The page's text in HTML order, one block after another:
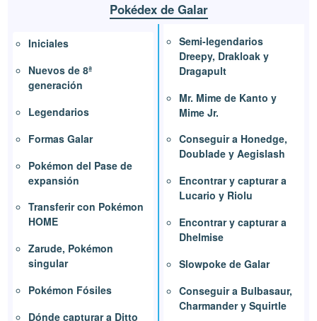
Pokédex de Galar
Iniciales
Nuevos de 8ª
generación
Legendarios
Formas Galar
Pokémon del Pase de
expansión
Transferir con Pokémon
HOME
Zarude, Pokémon
singular
Pokémon Fósiles
Dónde capturar a Ditto
Semi-legendarios
Dreepy, Drakloak y
Dragapult
Mr. Mime de Kanto y
Mime Jr.
Conseguir a Honedge,
Doublade y Aegislash
Encontrar y capturar a
Lucario y Riolu
Encontrar y capturar a
Dhelmise
Slowpoke de Galar
Conseguir a Bulbasaur,
Charmander y Squirtle